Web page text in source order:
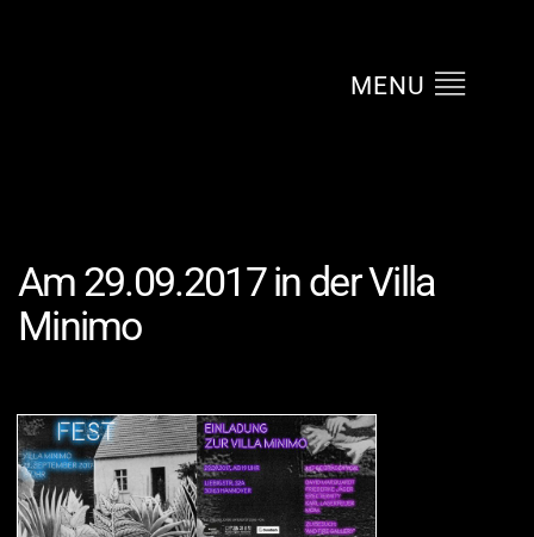
MENU
Am 29.09.2017 in der Villa
Minimo